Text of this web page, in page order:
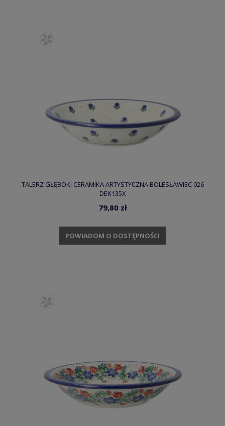
TALERZ GŁĘBOKI CERAMIKA ARTYSTYCZNA BOLESŁAWIEC 026
DEK135X
79,80 zł
POWIADOM O DOSTĘPNOŚCI